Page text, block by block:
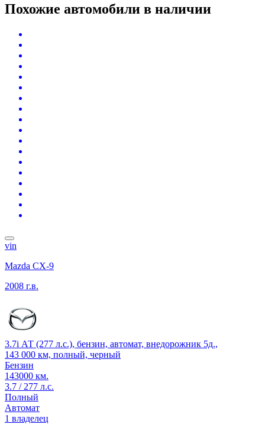
Похожие автомобили в наличии
vin
Mazda CX-9
2008 г.в.
3.7i АТ (277 л.с.), бензин, автомат, внедорожник 5д.,
143 000 км, полный, черный
Бензин
143000 км.
3.7 / 277 л.с.
Полный
Автомат
1 владелец